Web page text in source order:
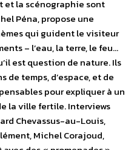
et la scénographie sont
Péna, propose une
qui guident le visiteur
– l’eau, la terre, le feu…
est question de nature. Ils
de temps, d’espace, et de
pour expliquer à un
la ville fertile. Interviews
Chevassus-au-Louis,
Michel Corajoud,